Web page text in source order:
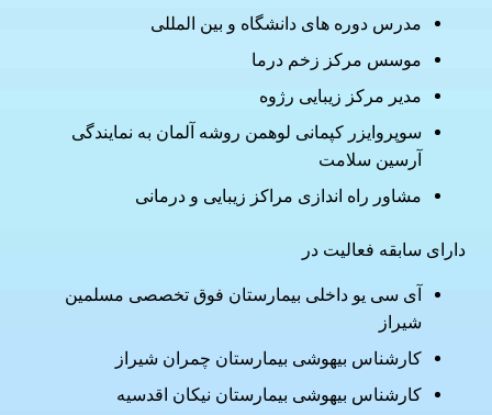
مدرس دوره های دانشگاه و بین المللی
موسس مرکز زخم درما
مدیر مرکز زیبایی رژوه
سوپروایزر کپمانی لوهمن روشه آلمان به نمایندگی
آرسین سلامت
مشاور راه اندازی مراکز زیبایی و درمانی
دارای سابقه فعالیت در
آی سی یو داخلی بیمارستان فوق تخصصی مسلمین
شیراز
کارشناس بیهوشی بیمارستان چمران شیراز
کارشناس بیهوشی بیمارستان نیکان اقدسیه